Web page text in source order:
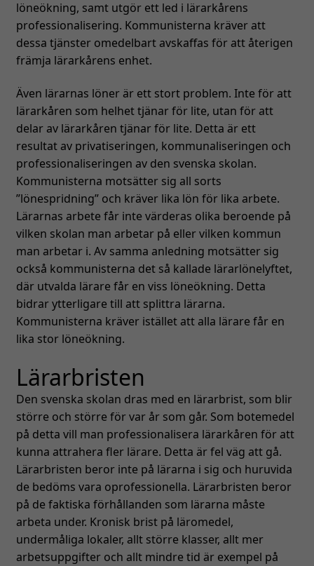
löneökning, samt utgör ett led i lärarkårens
professionalisering. Kommunisterna kräver att
dessa tjänster omedelbart avskaffas för att återigen
främja lärarkårens enhet.
Även lärarnas löner är ett stort problem. Inte för att
lärarkåren som helhet tjänar för lite, utan för att
delar av lärarkåren tjänar för lite. Detta är ett
resultat av privatiseringen, kommunaliseringen och
professionaliseringen av den svenska skolan.
Kommunisterna motsätter sig all sorts
”lönespridning” och kräver lika lön för lika arbete.
Lärarnas arbete får inte värderas olika beroende på
vilken skolan man arbetar på eller vilken kommun
man arbetar i. Av samma anledning motsätter sig
också kommunisterna det så kallade lärarlönelyftet,
där utvalda lärare får en viss löneökning. Detta
bidrar ytterligare till att splittra lärarna.
Kommunisterna kräver istället att alla lärare får en
lika stor löneökning.
Lärarbristen
Den svenska skolan dras med en lärarbrist, som blir
större och större för var år som går. Som botemedel
på detta vill man professionalisera lärarkåren för att
kunna attrahera fler lärare. Detta är fel väg att gå.
Lärarbristen beror inte på lärarna i sig och huruvida
de bedöms vara oprofessionella. Lärarbristen beror
på de faktiska förhållanden som lärarna måste
arbeta under. Kronisk brist på läromedel,
undermåliga lokaler, allt större klasser, allt mer
arbetsuppgifter och allt mindre tid är exempel på
och
uppbyggnad,
baserat på
används.
Upplevelse
För att vår
hemsida ska
prestera så
bra som
möjligt
under ditt
besök. Om
du nekar de
här kakorna
kommer viss
funktionalitet
att försvinna
Marknadsföring
Genom att dela
med dig av dina
intressen och ditt
beteende när du
surfar ökar du
chansen att få se
personligt
anpassat innehåll
och erbjudanden.